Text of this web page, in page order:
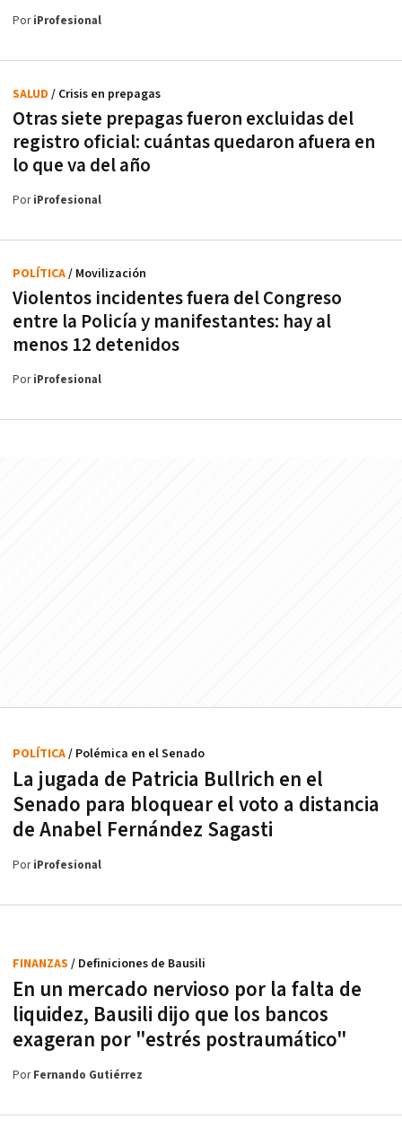
PoriProfesional
Otras siete prepagas fueron excluidas del
registro oficial: cuántas quedaron afuera en
lo que va del año
SALUD / Crisis en prepagas
PoriProfesional
Violentos incidentes fuera del Congreso
entre la Policía y manifestantes: hay al
menos 12 detenidos
POLÍTICA/ Movilización
PoriProfesional
La jugada de Patricia Bullrich en el
Senado para bloquear el voto a distancia
de Anabel Fernández Sagasti
POLÍTICA/ Polémica en el Senado
PoriProfesional
En un mercado nervioso por la falta de
liquidez, Bausili dijo que los bancos
exageran por "estrés postraumático"
FINANZAS / Definiciones de Bausili
PorFernando Gutiérrez